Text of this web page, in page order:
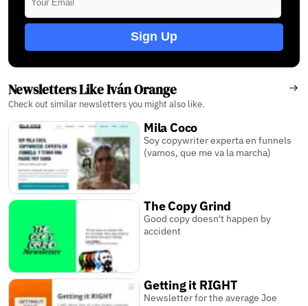
Sign Up
Newsletters Like Iván Orange
Check out similar newsletters you might also like.
Mila Coco
Soy copywriter experta en funnels
(vamos, que me va la marcha)
The Copy Grind
Good copy doesn't happen by
accident
Getting it RIGHT
Newsletter for the average Joe